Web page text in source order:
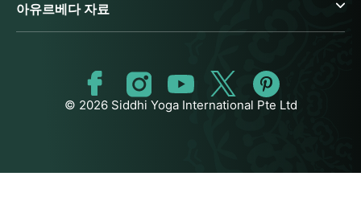
아유르베다 자료
© 2026 Siddhi Yoga International Pte Ltd